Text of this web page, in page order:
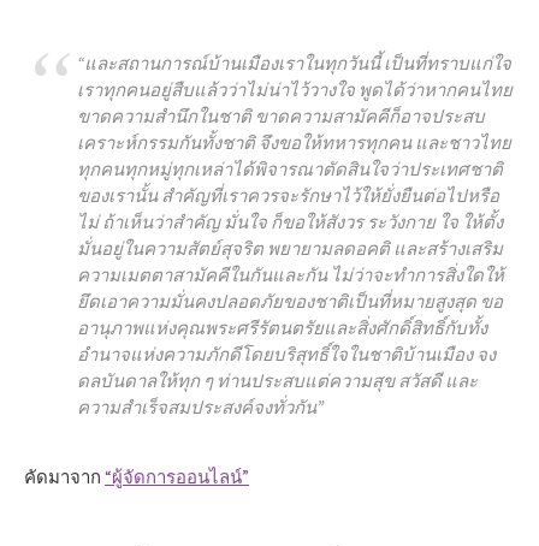
“และสถานการณ์บ้านเมืองเราในทุกวันนี้ เป็นที่ทราบแก่ใจ
เราทุกคนอยู่สืบแล้วว่าไม่น่าไว้วางใจ พูดได้ว่าหากคนไทย
ขาดความสำนึกในชาติ ขาดความสามัคคีก็อาจประสบ
เคราะห์กรรมกันทั้งชาติ จึงขอให้ทหารทุกคน และชาวไทย
ทุกคนทุกหมู่ทุกเหล่าได้พิจารณาตัดสินใจว่าประเทศชาติ
ของเรานั้น สำคัญที่เราควรจะรักษาไว้ให้ยั่งยืนต่อไปหรือ
ไม่ ถ้าเห็นว่าสำคัญ มั่นใจ ก็ขอให้สังวร ระวังกาย ใจ ให้ตั้ง
มั่นอยู่ในความสัตย์สุจริต พยายามลดอคติ และสร้างเสริม
ความเมตตาสามัคคีในกันและกัน ไม่ว่าจะทำการสิ่งใดให้
ยึดเอาความมั่นคงปลอดภัยของชาติเป็นที่หมายสูงสุด ขอ
อานุภาพแห่งคุณพระศรีรัตนตรัยและสิ่งศักดิ์สิทธิ์กับทั้ง
อำนาจแห่งความภักดีโดยบริสุทธิ์ใจในชาติบ้านเมือง จง
ดลบันดาลให้ทุก ๆ ท่านประสบแต่ความสุข สวัสดี และ
ความสำเร็จสมประสงค์จงทั่วกัน”
คัดมาจาก “ผู้จัดการออนไลน์”